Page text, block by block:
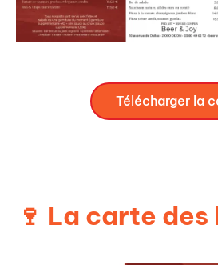
Télécharger la
🍷 La carte